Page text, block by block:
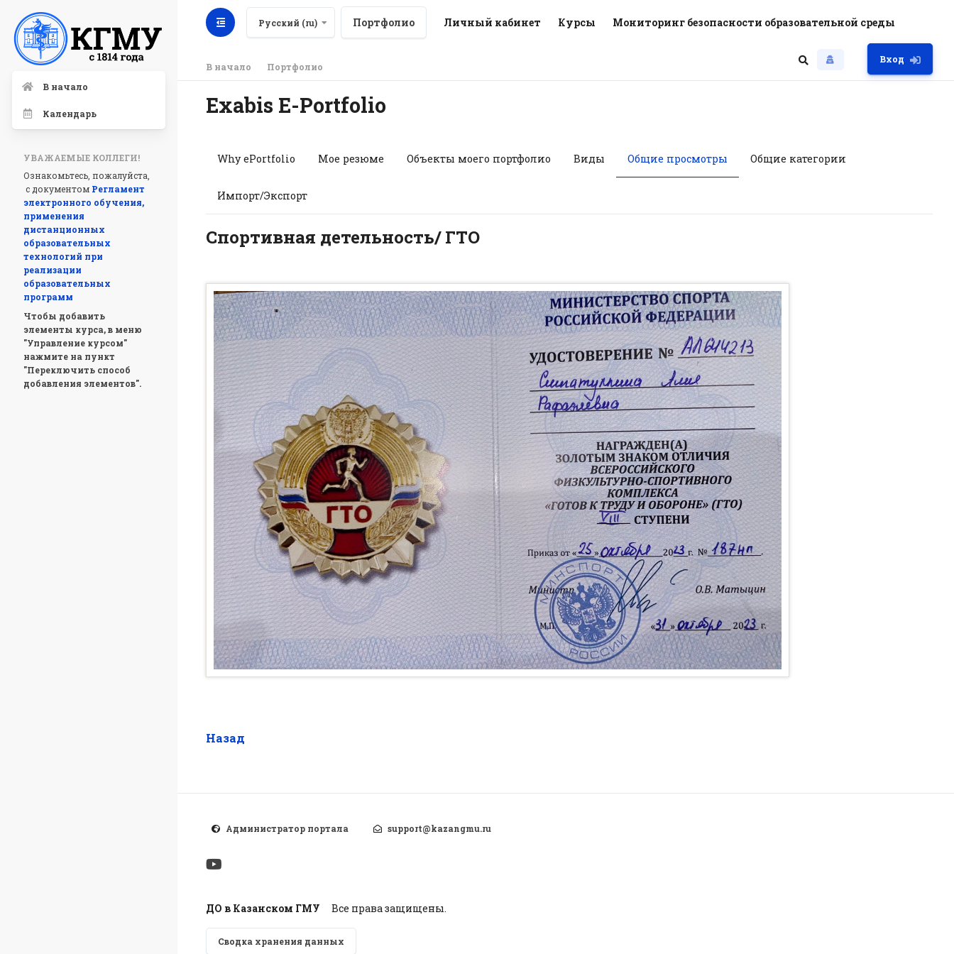
Русский ‎(ru)‎ Портфолио Личный кабинет Курсы Мониторинг безопасности образовательной среды
Вход
В начало Портфолио
Exabis E-Portfolio
Why ePortfolio Мое резюме Объекты моего портфолио Виды Общие просмотры Общие категории
Импорт/Экспорт
Спортивная детельность/ ГТО
Назад
В начало
Календарь
УВАЖАЕМЫЕ КОЛЛЕГИ!
Ознакомьтесь, пожалуйста,
с документом Регламент
электронного обучения,
применения
дистанционных
образовательных
технологий при
реализации
образовательных
программ
Чтобы добавить
элементы курса, в меню
"Управление курсом"
нажмите на пункт
"Переключить способ
добавления элементов".
Администратор портала support@kazangmu.ru
ДО в Казанском ГМУ Все права защищены.
Сводка хранения данных